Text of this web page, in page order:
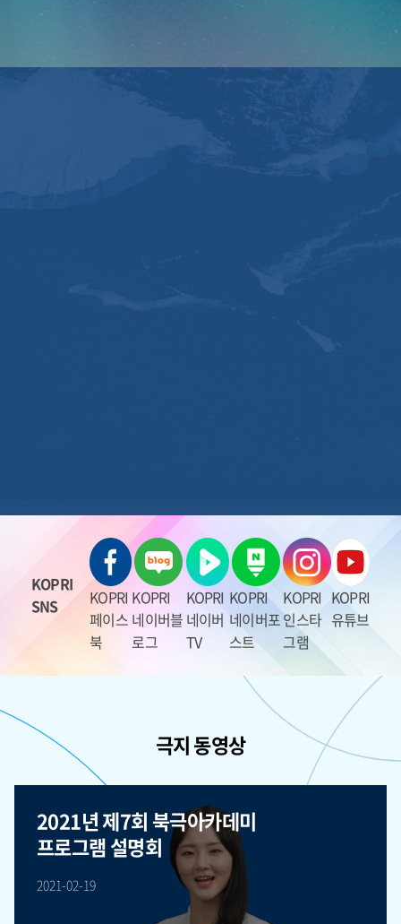
KOPRI
SNS
KOPRI
페이스
북
KOPRI
네이버블
로그
KOPRI
네이버
TV
KOPRI
네이버포
스트
KOPRI
인스타
그램
KOPRI
유튜브
극지 동영상
2021년 제7회 북극아카데미
프로그램 설명회
2021-02-19